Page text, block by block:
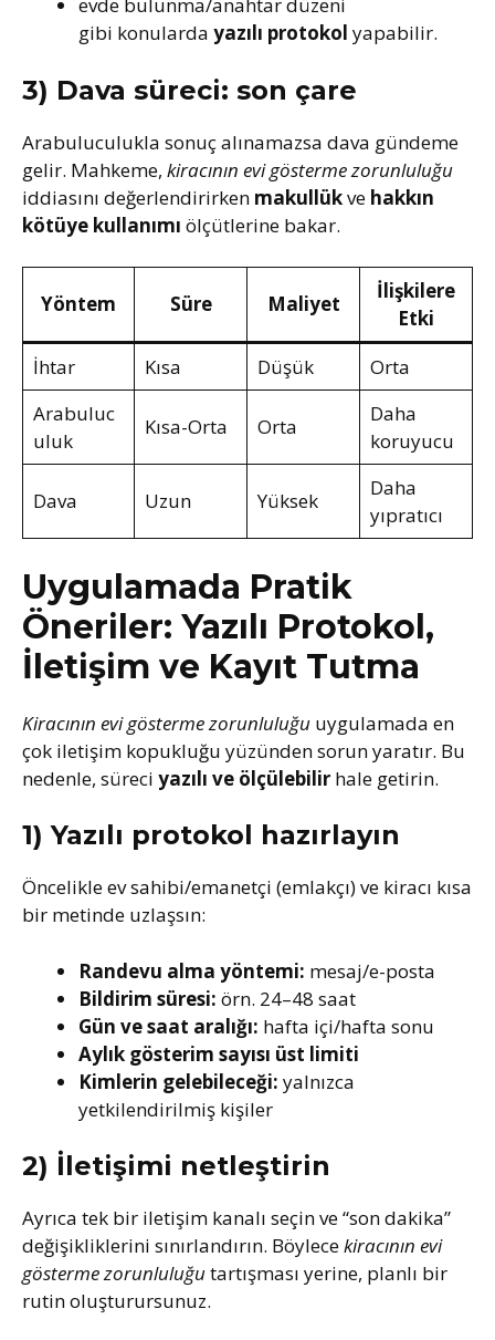
gibi konularda yazılı protokol yapabilir.
3) Dava süreci: son çare
Arabuluculukla sonuç alınamazsa dava gündeme
gelir. Mahkeme, kiracının evi gösterme zorunluluğu
iddiasını değerlendirirken makullükve hakkın
kötüye kullanımı ölçütlerine bakar.
Yöntem Süre Maliyet
İlişkilere
Etki
İhtar
Kısa Düşük
Orta
Arabuluc
uluk
Kısa-Orta Orta
Daha
koruyucu
Dava Uzun Yüksek
Daha
yıpratıcı
Uygulamada Pratik
Öneriler: Yazılı Protokol,
İletişim ve Kayıt Tutma
Kiracının evi gösterme zorunluluğu uygulamada en
çok iletişim kopukluğu yüzünden sorun yaratır. Bu
nedenle, süreci yazılı ve ölçülebilir hale getirin.
1) Yazılı protokol hazırlayın
Öncelikle ev sahibi/emanetçi (emlakçı) ve kiracı kısa
bir metinde uzlaşsın:
Randevu alma yöntemi: mesaj/e-posta
Bildirim süresi: örn. 24–48 saat
Gün ve saat aralığı: hafta içi/hafta sonu
Aylık gösterim sayısı üst limiti
Kimlerin gelebileceği: yalnızca
yetkilendirilmiş kişiler
2) İletişimi netleştirin
Ayrıca tek bir iletişim kanalı seçin ve “son dakika”
değişikliklerini sınırlandırın. Böylecekiracının evi
gösterme zorunluluğutartışması yerine, planlı bir
rutin oluşturursunuz.